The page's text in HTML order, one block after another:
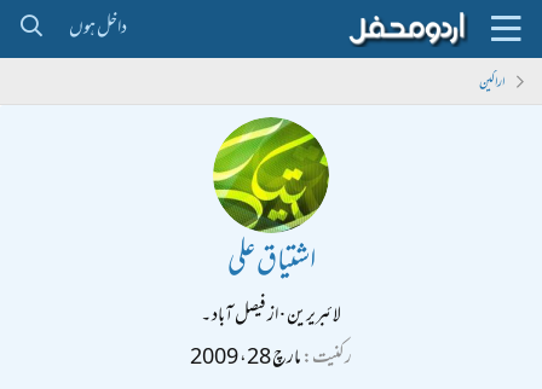
داخل ہوں
اراکین
اشتیاق علی
لائبریرین·ازفیصل آباد ۔
رکنیت مارچ 28، 2009